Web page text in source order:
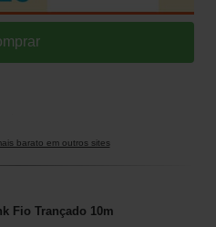
barato em outros sites
Fio Trançado 10m